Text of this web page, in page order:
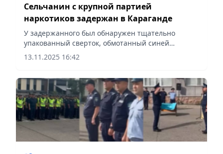
Сельчанин с крупной партией
наркотиков задержан в Караганде
У задержанного был обнаружен тщательно
упакованный сверток, обмотанный синей
изоляционной лентой с надписью “400 гр”,
сообщает Vecher.kz.
13.11.2025 16:42